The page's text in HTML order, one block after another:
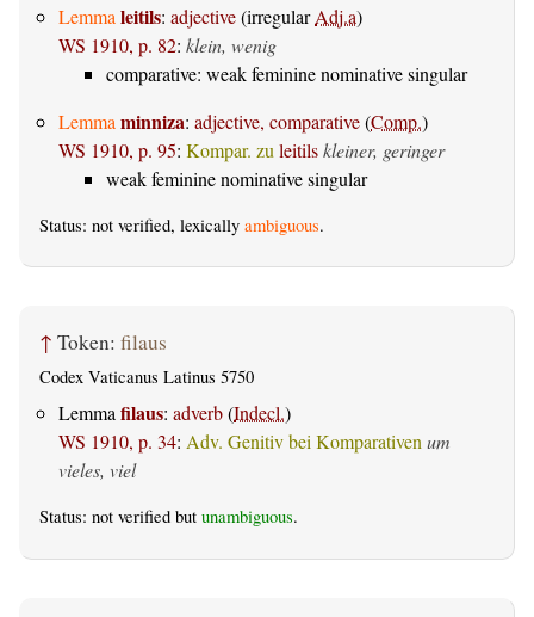
Lemma leitils: adjective(irregularAdj.a)
WS 1910, p. 82: klein, wenig
comparative: weak feminine nominative singular
Lemma minniza: adjective, comparative(Comp.)
WS 1910, p. 95: Kompar. zu leitilskleiner, geringer
weak feminine nominative singular
Status: not verified, lexically ambiguous.
↑ Token: filaus
Codex Vaticanus Latinus 5750
Lemma filaus: adverb(Indecl.)
WS 1910, p. 34: Adv. Genitiv bei Komparativen um
vieles, viel
Status: not verified but unambiguous.